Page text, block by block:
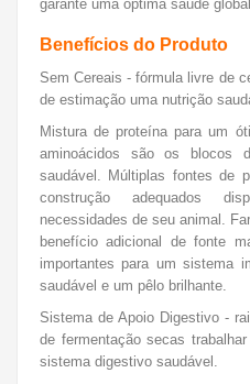
garante uma óptima saúde
Benefícios do Produto
Sem Cereais - fórmula livre de
de estimação uma nutrição
Mistura de proteína para um
aminoácidos são os blocos
saudável. Múltiplas fontes de
construção adequados
necessidades de seu animal.
benefício adicional de fonte
importantes para um sistema
saudável e um pêlo brilhante.
Sistema de Apoio Digestivo -
de fermentação secas
sistema digestivo saudável.